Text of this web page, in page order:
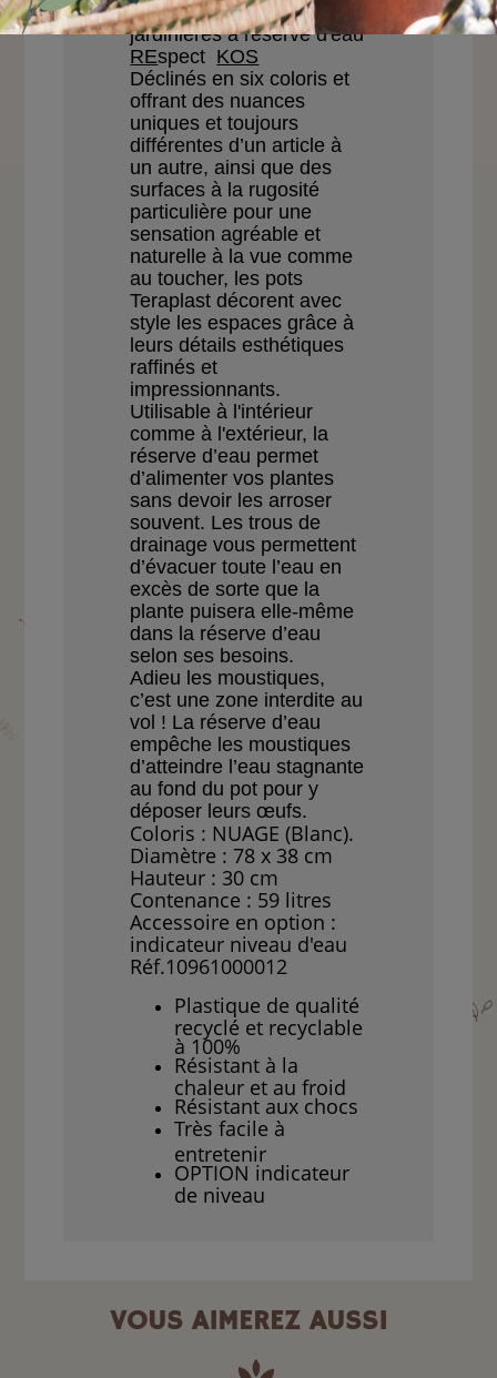
Gammede grandes
jardinières à réserve d'eau
REspect KOS
Déclinés en six coloriset
offrant des nuances
uniques et toujours
différentes d’un article à
un autre, ainsi que des
surfaces à la rugosité
particulière pour une
sensation agréable et
naturelle à lavue comme
au toucher, les pots
Teraplast décorent avec
style les espaces grâce à
leurs détails esthétiques
raffinés et
impressionnants.
Utilisable à l'intérieur
comme à l'extérieur, la
réserve d’eau permet
d’alimenter vos plantes
sansdevoir les arroser
souvent. Les trous de
drainage vous permettent
d’évacuer toute l’eau en
excès de sorte que la
plante puisera elle-même
dans la réserve d’eau
selonses besoins.
Adieu les moustiques,
c’est une zone interdite au
vol ! La réserve d’eau
empêche les moustiques
d’atteindre l’eaustagnante
au fond du pot pour y
déposer leurs œufs.
Coloris : NUAGE (Blanc).
Diamètre : 78 x 38 cm
Hauteur : 30 cm
Contenance : 59 litres
Accessoire en option :
indicateur niveau d'eau
Réf.10961000012
Plastique de qualité
recyclé et recyclable
à 100%
Résistant à la
chaleur et au froid
Résistant aux chocs
Très facile à
entretenir
OPTION indicateur
de niveau
VOUS AIMEREZ AUSSI